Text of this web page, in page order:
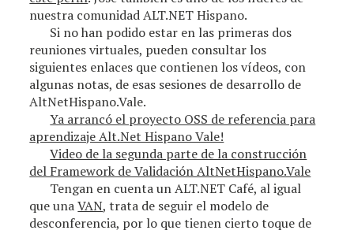
nuestra comunidad ALT.NET Hispano.
Si no han podido estar en las primeras dos
reuniones virtuales, pueden consultar los
siguientes enlaces que contienen los vídeos, con
algunas notas, de esas sesiones de desarrollo de
AltNetHispano.Vale.
Ya arrancó el proyecto OSS de referencia para
aprendizaje Alt.Net Hispano Vale!
Video de la segunda parte de la construcción
del Framework de Validación AltNetHispano.Vale
Tengan en cuenta un ALT.NET Café, al igual
que unaVAN, trata de seguir el modelo de
desconferencia, por lo que tienen cierto toque de